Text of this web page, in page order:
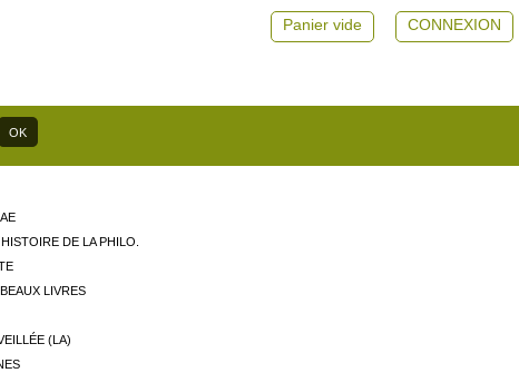
CONNEXION
Panier vide
DE LA PHILO.
LIVRES
(LA)